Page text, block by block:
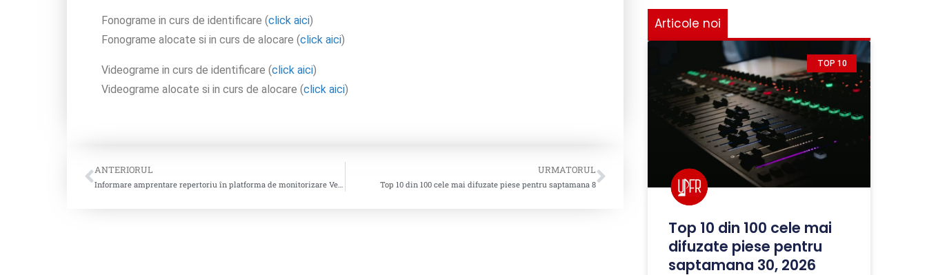
Fonograme in curs de identificare (click aici)
Fonograme alocate si in curs de alocare (click aici)
Videograme in curs de identificare (click aici)
Videograme alocate si in curs de alocare (click aici)
ANTERIORUL
Informare amprentare repertoriu în platforma de monitorizare Vericast (BMAT), în vederea rescanării anului 2024
URMATORUL
Top 10 din 100 cele mai difuzate piese pentru saptamana 8
Articole noi
TOP 10
Top 10 din 100 cele mai
difuzate piese pentru
saptamana 30, 2026